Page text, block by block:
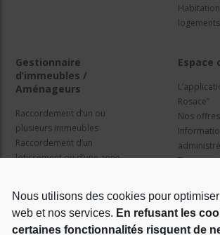
Nous utilisons des cookies pour
web et nos services. En refusant les
certaines fonctionnalités risquent de
logements
Gestionnaire
d’immeubles /
Aménageurs
Raccordement d’un ou
plusieurs immeubles
Raccordement d’un
lotissement ou d’une zone
Espace
Rosace”
Nos
Travaux
Qui sommes nous ?